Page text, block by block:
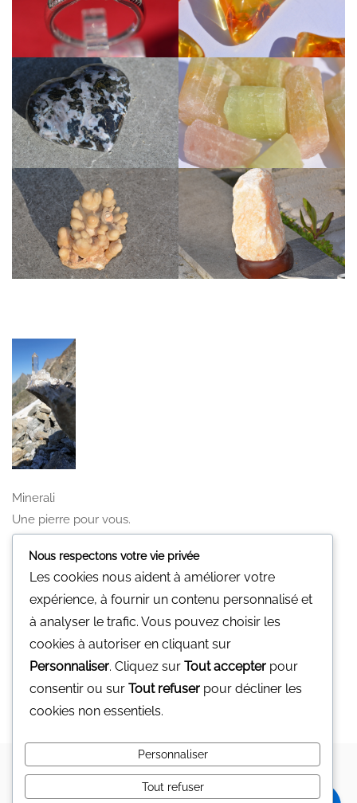
Minerali
Une pierre pour vous.
Nous n'avons pas de magasin physique
Vous pouvez nous contacter par mail
gp@minerali.beou au 0455.17.55.84
Facebook
Facebook
Copyright © 2024 MINERALIMINERALI
Mes souhaits
Nous respectons votre vie privée
Les cookies nous aident à améliorer votre
expérience, à fournir un contenu personnalisé et
à analyser le trafic. Vous pouvez choisir les
cookies à autoriser en cliquant sur
Personnaliser. Cliquez sur Tout accepter pour
consentir ou sur Tout refuser pour décliner les
cookies non essentiels.
Personnaliser
Tout refuser